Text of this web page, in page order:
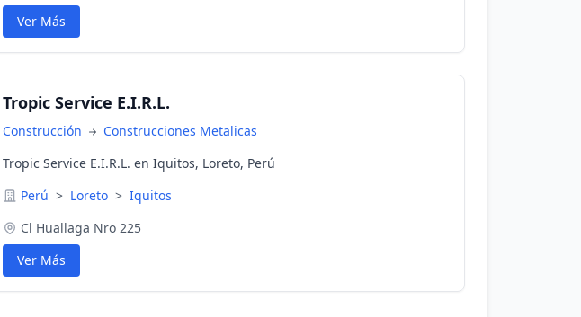
Ver Más
Tropic Service E.I.R.L.
Construcción
Construcciones Metalicas
Tropic Service E.I.R.L. en Iquitos, Loreto, Perú
Perú > Loreto > Iquitos
Cl Huallaga Nro 225
Ver Más